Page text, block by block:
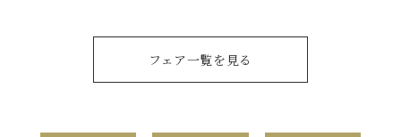
フェア一覧を見る